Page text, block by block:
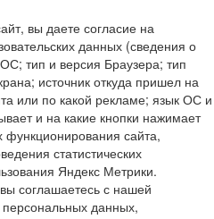
вы даете согласие на
данных (сведения о
тип и версия Браузера; тип
источник откуда пришел на
или по какой рекламе; язык ОС и
и на какие кнопки нажимает
функционирования сайта,
статистических
Яндекс Метрики.
соглашаетесь с нашей
персональных данных,